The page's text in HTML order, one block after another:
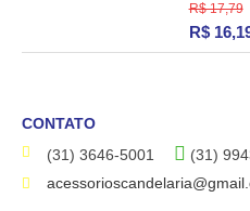
R$ 17,79
R$
CONTATO
(31) 3646-5001
(31)